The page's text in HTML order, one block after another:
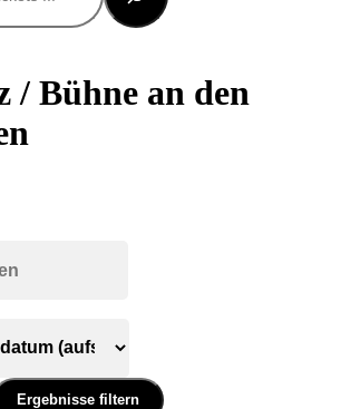
/ Bühne an den
Ergebnisse filtern